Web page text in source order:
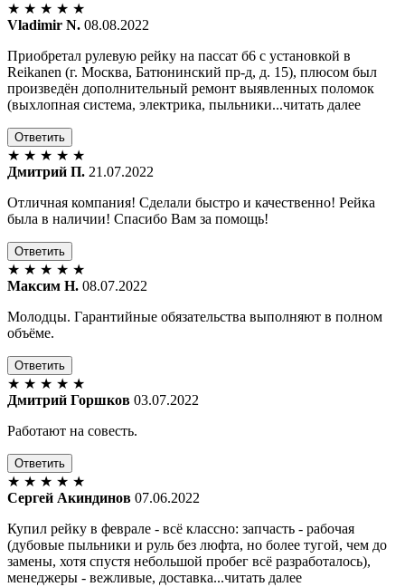
★ ★ ★ ★ ★
Vladimir N. 08.08.2022
Приобретал рулевую рейку на пассат б6 с установкой в
Reikanen (г. Москва, Батюнинский пр-д, д. 15), плюсом был
произведён дополнительный ремонт выявленных поломок
(выхлопная система, электрика, пыльники...читать далее
Ответить
★ ★ ★ ★ ★
Дмитрий П. 21.07.2022
Отличная компания! Сделали быстро и качественно! Рейка
была в наличии! Спасибо Вам за помощь!
Ответить
★ ★ ★ ★ ★
Максим Н. 08.07.2022
Молодцы. Гарантийные обязательства выполняют в полном
объёме.
Ответить
★ ★ ★ ★ ★
Дмитрий Горшков 03.07.2022
Работают на совесть.
Ответить
★ ★ ★ ★ ★
Сергей Акиндинов 07.06.2022
Купил рейку в феврале - всё классно: запчасть - рабочая
(дубовые пыльники и руль без люфта, но более тугой, чем до
замены, хотя спустя небольшой пробег всё разработалось),
менеджеры - вежливые, доставка...читать далее